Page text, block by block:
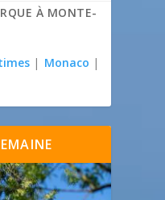
À MONTE-
| Monaco |